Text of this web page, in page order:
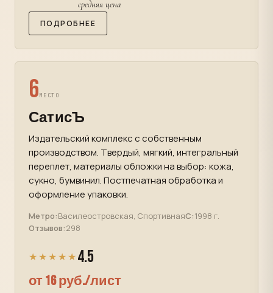
средняя цена
ПОДРОБНЕЕ
6МЕСТО
СатисЪ
Издательский комплекс с собственным
производством. Твердый, мягкий, интегральный
переплет, материалы обложки на выбор: кожа,
сукно, бумвинил. Постпечатная обработка и
оформление упаковки.
Метро:Василеостровская, СпортивнаяС:1998 г.
Отзывов:298
★★★★★ 4.5
от 16 руб./лист